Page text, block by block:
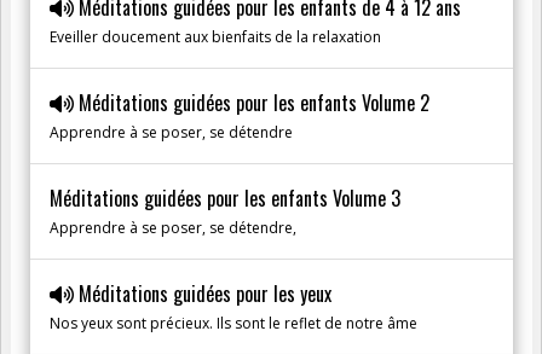
Méditations guidées pour les enfants de 4 à 12 ans
Eveiller doucement aux bienfaits de la relaxation
Méditations guidées pour les enfants Volume 2
Apprendre à se poser, se détendre
Méditations guidées pour les enfants Volume 3
Apprendre à se poser, se détendre,
Méditations guidées pour les yeux
Nos yeux sont précieux. Ils sont le reflet de notre âme